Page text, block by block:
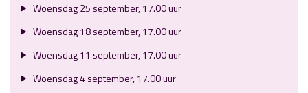
Woensdag 25 september, 17.00 uur
Woensdag 18 september, 17.00 uur
Woensdag 11 september, 17.00 uur
Woensdag 4 september, 17.00 uur